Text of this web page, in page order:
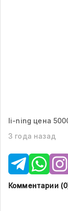
li-ning цена
3 года назад
Комментарии (0